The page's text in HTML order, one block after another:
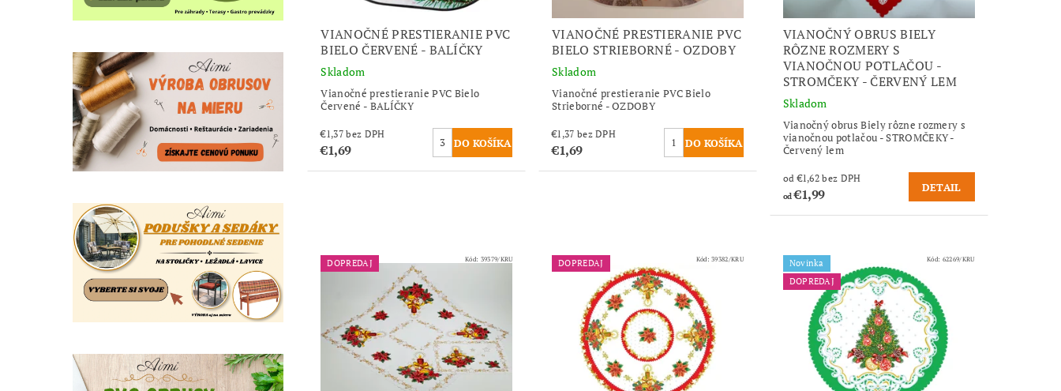
VIANOČNÉ PRESTIERANIE PVC
BIELO ČERVENÉ - BALÍČKY
Skladom
Vianočné prestieranie PVC Bielo
Červené - BALÍČKY
€1,37 bez DPH
€1,69
VIANOČNÉ PRESTIERANIE PVC
BIELO STRIEBORNÉ - OZDOBY
Skladom
Vianočné prestieranie PVC Bielo
Strieborné - OZDOBY
€1,37 bez DPH
€1,69
VIANOČNÝ OBRUS BIELY
RÔZNE ROZMERY S
VIANOČNOU POTLAČOU -
STROMČEKY - ČERVENÝ LEM
Skladom
Vianočný obrus Biely rôzne rozmery s
vianočnou potlačou - STROMČEKY -
Červený lem
od €1,62 bez DPH
od€1,99 DETAIL
DOPREDAJ Kód: 39379/KRU DOPREDAJ Kód:39382/KRU
Novinka
DOPREDAJ
Kód: 62269/KRU